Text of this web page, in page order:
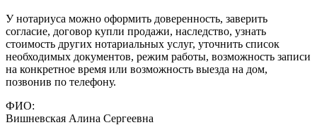
У нотариуса можно оформить доверенность, заверить
согласие, договор купли продажи, наследство, узнать
стоимость других нотариальных услуг, уточнить список
необходимых документов, режим работы, возможность записи
на конкретное время или возможность выезда на дом,
позвонив по телефону.
ФИО:
Вишневская Алина Сергеевна